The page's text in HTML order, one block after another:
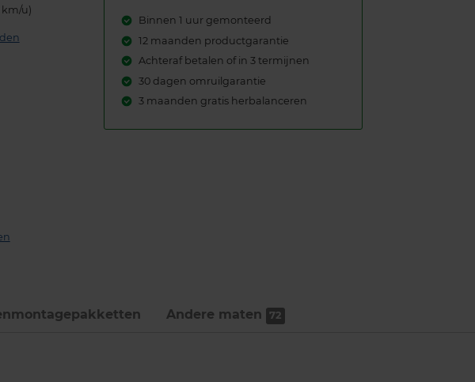
km/u)
Binnen 1 uur gemonteerd
12 maanden productgarantie
Achteraf betalen of in 3 termijnen
30 dagen omruilgarantie
3 maanden gratis herbalanceren
Andere maten 72